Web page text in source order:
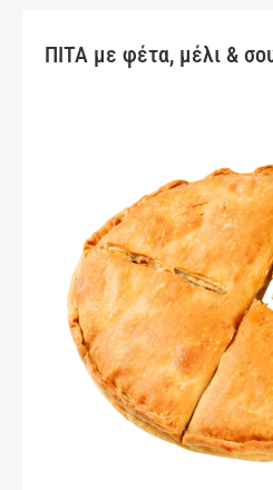
ΠΙΤΑ με φέτα, μέλι &